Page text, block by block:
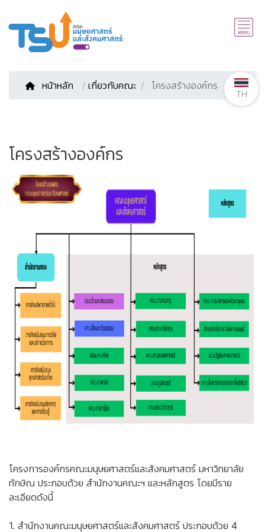
หน้าหลัก / เกี่ยวกับคณะ โครงสร้างองค์กร
โครงสร้างองค์กร
โครงการองค์กรคณะมนุษยศาสตร์และสังคมศาสตร์ มหาวิทยาลัย
ทักษิณ ประกอบด้วย สำนักงานคณะฯ และหลักสูตร โดยมีราย
ละเอียดดังนี้
1. สำนักงานคณะมนุษยศาสตร์และสังคมศาสตร์ ประกอบด้วย 4
TH